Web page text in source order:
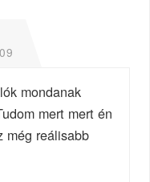
mondanak
mert mert én
még reálisabb